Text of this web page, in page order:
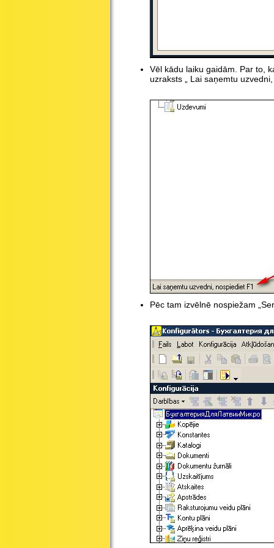
Vēl kādu laiku gaidām. Par to,
uzraksts „ Lai saņemtu
Pēc tam izvēlnē nospiežam